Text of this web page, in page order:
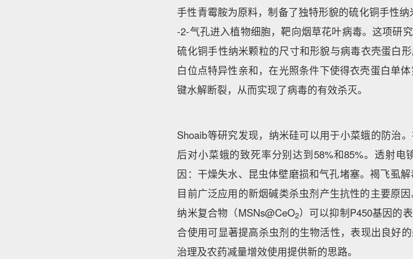
手性青霉胺为原料，制备了独特形貌的硫化铜手性
-2-气孔进入植物细胞，靶向烟草花叶病毒。这项研
硫化铜手性纳米颗粒的尺寸和形貌与病毒衣壳蛋白
白位点特异性亲和，在光照条件下使得衣壳蛋白单
键水解断裂，从而实现了病毒的有效杀灭。
Shoaib等研究发现，纳米硅可以用于小菜蛾的防治
后对小菜蛾的致死率分别达到58%和85%。透射
因：干燥失水、昆虫体壁磨损和气孔堵塞。褐飞虱
目前广泛应用的新烟碱类杀虫剂产生抗性的主要原
纳米复合物（MSNs@CeO2）可以抑制P450基因的
合使用可显著提高杀虫剂的生物活性，表现出良好
治理及农药减量增效使用提供新的思路。